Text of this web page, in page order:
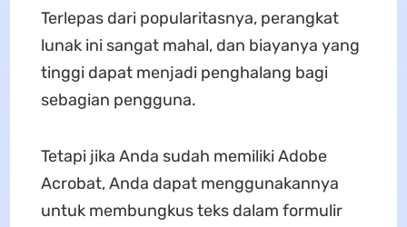
Terlepas dari popularitasnya, perangkat
lunak ini sangat mahal, dan biayanya yang
tinggi dapat menjadi penghalang bagi
sebagian pengguna.
Tetapi jika Anda sudah memiliki Adobe
Acrobat, Anda dapat menggunakannya
untuk membungkus teks dalam formulir